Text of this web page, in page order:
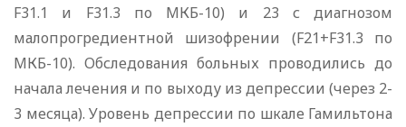
F31.1 и F31.3 по МКБ-10) и 23 с диагнозом
малопрогредиентной шизофрении (F21+F31.3 по
МКБ-10). Обследования больных проводились до
начала лечения и по выходу из депрессии (через 2-
3 месяца). Уровень депрессии по шкале Гамильтона